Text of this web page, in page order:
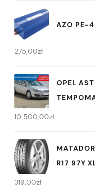
AZO PE-
275,00zł
OPEL
10 500,00zł
R17 97Y
319,00zł